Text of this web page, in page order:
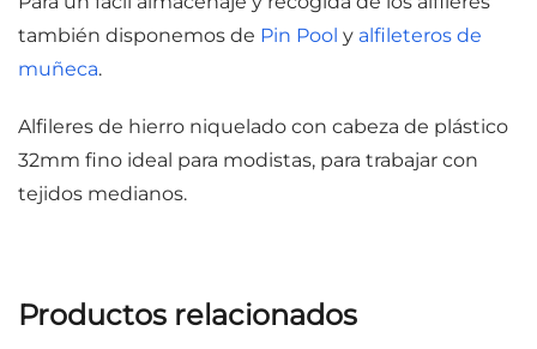
también disponemos de Pin Pool y alfileteros de
muñeca.
Alfileres de hierro niquelado con cabeza de plástico
32mm fino ideal para modistas, para trabajar con
tejidos medianos.
Productos relacionados